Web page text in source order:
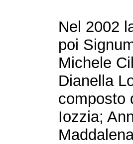
Nel 2002
poi
Michele
Dianella
composto
Iozzia;